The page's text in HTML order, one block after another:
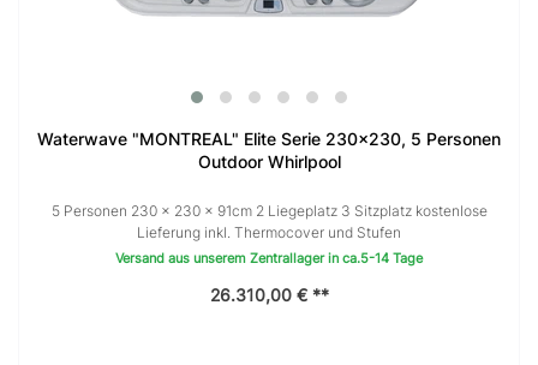
Waterwave "MONTREAL" Elite Serie 230x230, 5 Personen
Outdoor Whirlpool
5 Personen 230 × 230 x 91cm 2 Liegeplatz 3 Sitzplatz kostenlose
Lieferung inkl. Thermocover und Stufen
Versand aus unserem Zentrallager in ca.5-14 Tage
26.310,00 € **